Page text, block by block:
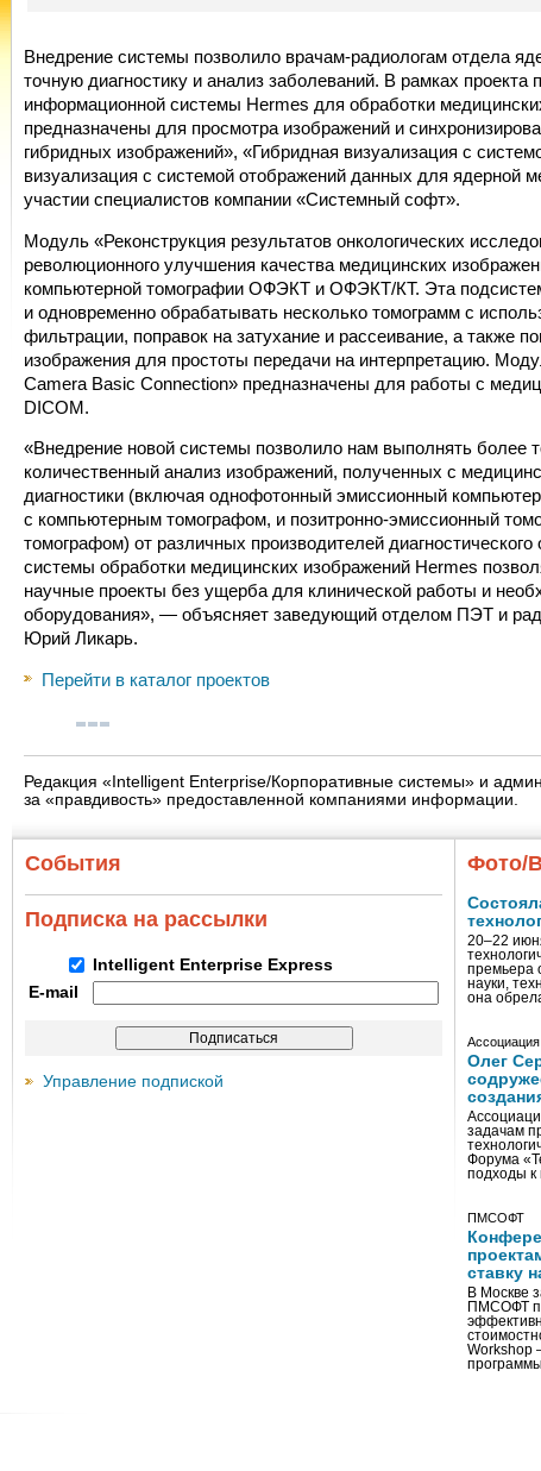
Внедрение системы позволило врачам-радиологам отдела
точную диагностику и анализ заболеваний. В рамках
информационной системы Hermes для обработки
предназначены для просмотра изображений и
гибридных изображений», «Гибридная визуализация с
визуализация с системой отображений данных для ядерной
участии специалистов компании «Системный софт».
Модуль «Реконструкция результатов онкологических
революционного улучшения качества медицинских
компьютерной томографии ОФЭКТ и ОФЭКТ/КТ. Эта
и одновременно обрабатывать несколько томограмм с
фильтрации, поправок на затухание и рассеивание, а также
изображения для простоты передачи на интерпретацию.
Camera Basic Connection» предназначены для работы с
DICOM.
«Внедрение новой системы позволило нам выполнять более
количественный анализ изображений, полученных с
диагностики (включая однофотонный эмиссионный
с компьютерным томографом, и позитронно-эмиссионный
томографом) от различных производителей
системы обработки медицинских изображений Hermes
научные проекты без ущерба для клинической работы и
оборудования», — объясняет заведующий отделом ПЭТ и
Юрий Ликарь.
Перейти в каталог проектов
Редакция «Intelligent Enterprise/Корпоративные системы» и
за «правдивость» предоставленной компаниями информации.
События
Подписка на рассылки
Intelligent Enterprise Express
E-mail
Управление подпиской
Фото/
20–22
премьера
науки,
она
Олег
задачам
Форума
подходы к
ПМСОФТ
ставку
В Москве
ПМСОФТ
Workshop